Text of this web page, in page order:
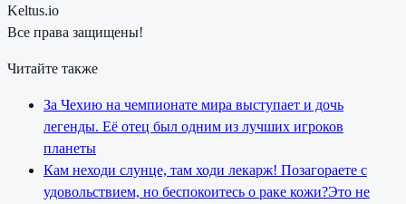
Keltus.io
Все права защищены!
Читайте также
За Чехию на чемпионате мира выступает и дочь
легенды. Её отец был одним из лучших игроков
планеты
Кам неходи слунце, там ходи лекарж! Позагораете с
удовольствием, но беспокоитесь о раке кожи?Это не